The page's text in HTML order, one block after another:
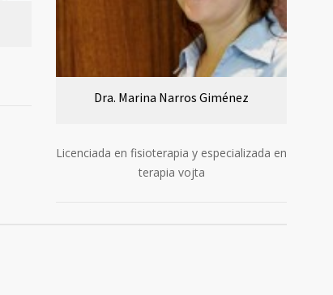
Dra. Marina Narros Giménez
Licenciada en fisioterapia y especializada en
terapia vojta